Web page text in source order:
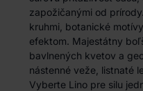
zapožičanými od
kruhmi, botanické
efektom. Majestátny
bavlnených kvetov a
nástenné veže, listnaté
Vyberte Lino pre silu